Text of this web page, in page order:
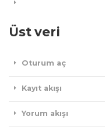
Üst veri
Oturum aç
Kayıt akışı
Yorum akışı